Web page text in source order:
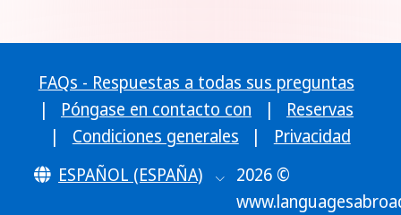
FAQs - Respuestas a todas sus preguntas
|
Póngase en contacto con |
Reservas
|
Condiciones generales |
Privacidad
ESPAÑOL (ESPAÑA)
2026 ©